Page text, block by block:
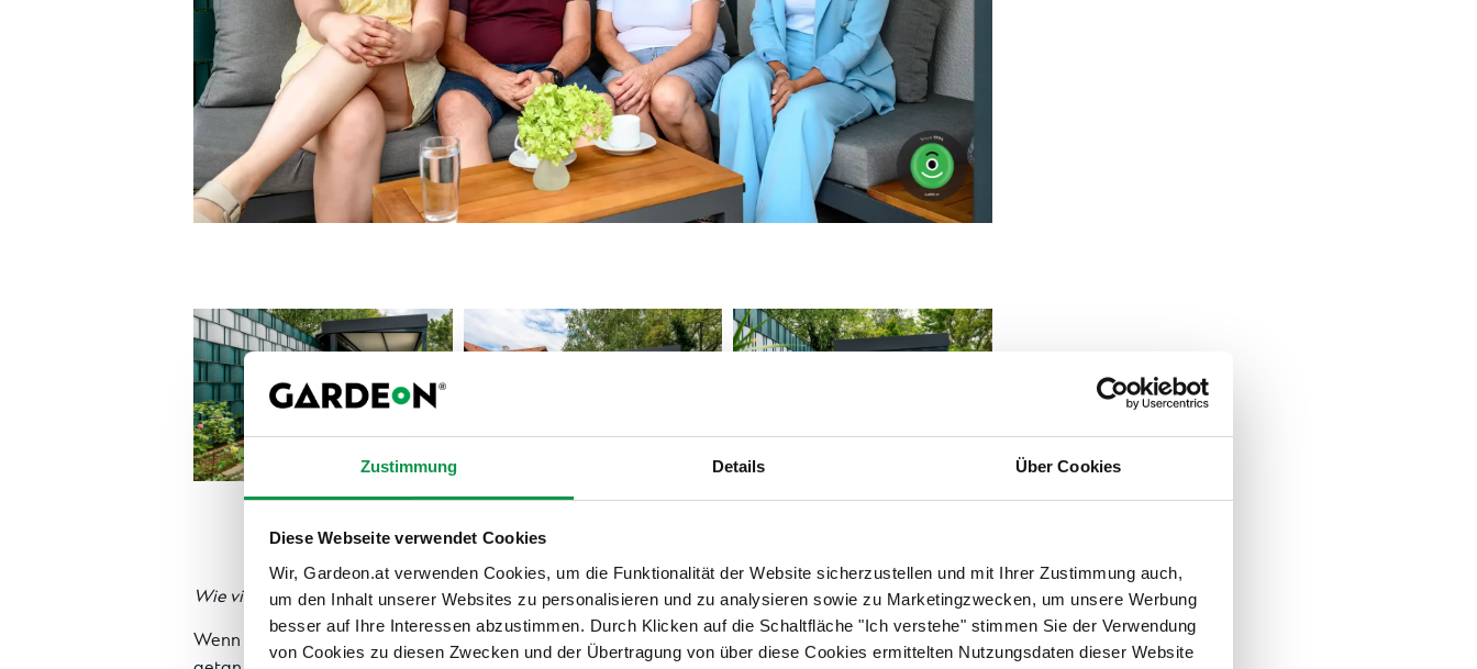
Zustimmung Details Über Cookies
Diese Webseite verwendet Cookies
Wir, Gardeon.at verwenden Cookies, um die Funktionalität der Website sicherzustellen und mit Ihrer Zustimmung auch,
um den Inhalt unserer Websites zu personalisieren und zu analysieren sowie zu Marketingzwecken, um unsere Werbung
besser auf Ihre Interessen abzustimmen. Durch Klicken auf die Schaltfläche "Ich verstehe" stimmen Sie der Verwendung
von Cookies zu diesen Zwecken und der Übertragung von über diese Cookies ermittelten Nutzungsdaten dieser Website
Wie viel Platz benötigen Sie in Ihrem Gartenhaus?
Wenn Sie wissen, wie Sie Ihr Gartenhaus in erster Linie nutzen werden, ist schon ein wichtiger Schritt